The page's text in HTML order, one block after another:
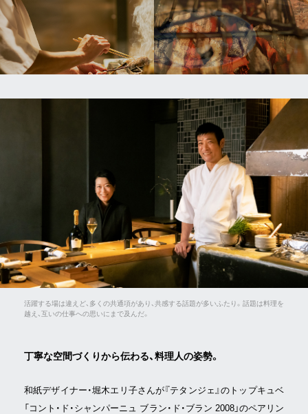
活躍する場は違えど、多くの共通項があり、共感する話題が多いふたり。話題は料理を
越え、互いの仕事への思いにまで及んだ。
丁寧な空間づくりから伝わる、料理人の姿勢。
和紙デザイナー・堀木エリ子さんが『テタンジェ』のトップキュベ
「コント・ド・シャンパーニュ ブラン・ド・ブラン 2008」のペアリン